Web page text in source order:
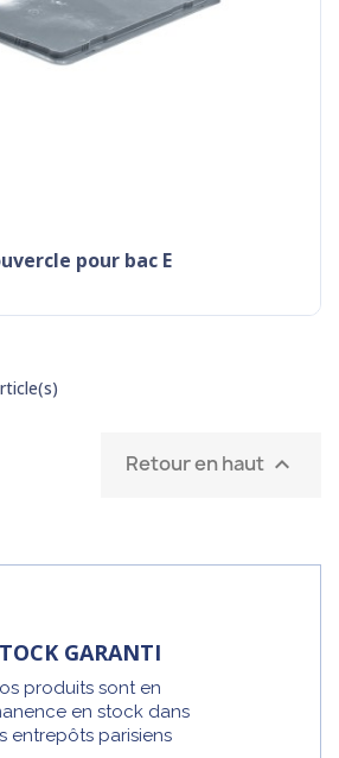
pour bac E
Retour en haut 
GARANTI
produits sont en
en stock dans
entrepôts parisiens